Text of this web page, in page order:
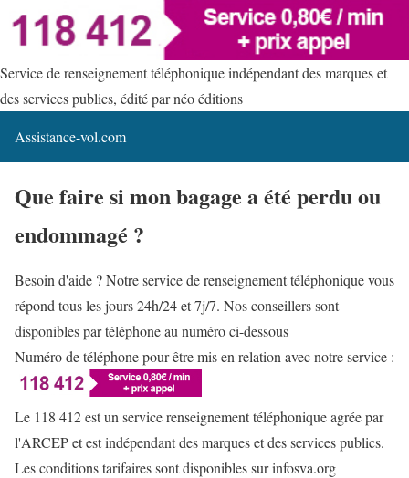
Service de renseignement téléphonique indépendant des marques et
des services publics, édité par néo éditions
Assistance-vol.com
Que faire si mon bagage a été perdu ou
endommagé ?
Besoin d'aide ? Notre service de renseignement téléphonique vous
répond tous les jours 24h/24 et 7j/7. Nos conseillers sont
disponibles par téléphone au numéro ci-dessous
Numéro de téléphone pour être mis en relation avec notre service :
Le 118 412 est un service renseignement téléphonique agrée par
l'ARCEP et est indépendant des marques et des services publics.
Les conditions tarifaires sont disponibles sur infosva.org